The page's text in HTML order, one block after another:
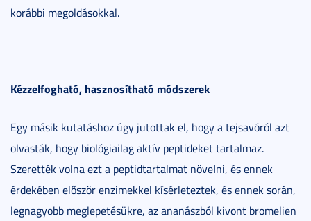
korábbi megoldásokkal.
Kézzelfogható, hasznosítható módszerek
Egy másik kutatáshoz úgy jutottak el, hogy a tejsavóról azt
olvasták, hogy biológiailag aktív peptideket tartalmaz.
Szerették volna ezt a peptidtartalmat növelni, és ennek
érdekében először enzimekkel kísérleteztek, és ennek során,
legnagyobb meglepetésükre, az ananászból kivont bromelien